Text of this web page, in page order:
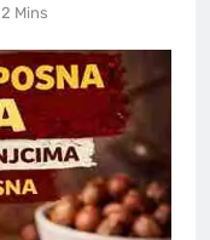
2 Mins